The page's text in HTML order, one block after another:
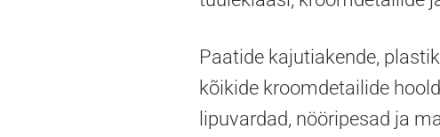
Paatide kajutiakende,
kõikide kroomdetailide
lipuvardad, nööripesad ja